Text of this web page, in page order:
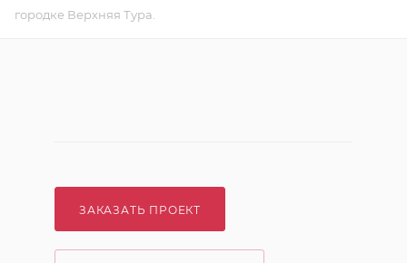
городке Верхняя Тура.
ЗАКАЗАТЬ ПРОЕКТ